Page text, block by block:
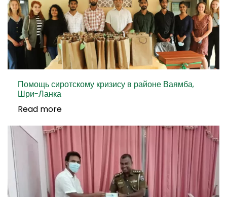
Помощь сиротскому кризису в районе Ваямба,
Шри-Ланка
Read more